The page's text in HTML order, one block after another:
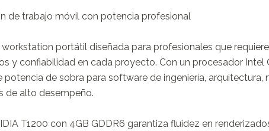
de trabajo móvil con potencia profesional
portátil diseñada para profesionales que
y confiabilidad en cada proyecto. Con un procesador Intel
de sobra para software de ingeniería, arquitectura,
de alto desempeño.
T1200 con 4GB GDDR6 garantiza fluidez en